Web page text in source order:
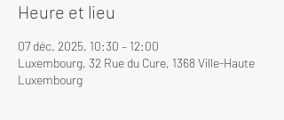
Heure et lieu
07 déc. 2025, 10:30 – 12:00
Luxembourg, 32 Rue du Cure, 1368 Ville-Haute
Luxembourg